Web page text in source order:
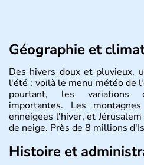
Géographie et
Des hivers doux et pluvieux,
l'été : voilà le menu météo de
pourtant, les variations
importantes. Les
enneigées l'hiver, et
de neige. Près de 8 millions
Histoire et